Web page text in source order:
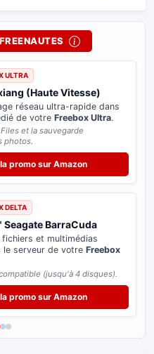
ULTRA
(Haute Vitesse)
réseau ultra-rapide dans
de votre Freebox Ultra.
et la sauvegarde
photos.
promo sur Amazon
DELTA
Seagate BarraCuda
et multimédias
le serveur de votre Freebox
(jusqu'à 4 disques).
promo sur Amazon